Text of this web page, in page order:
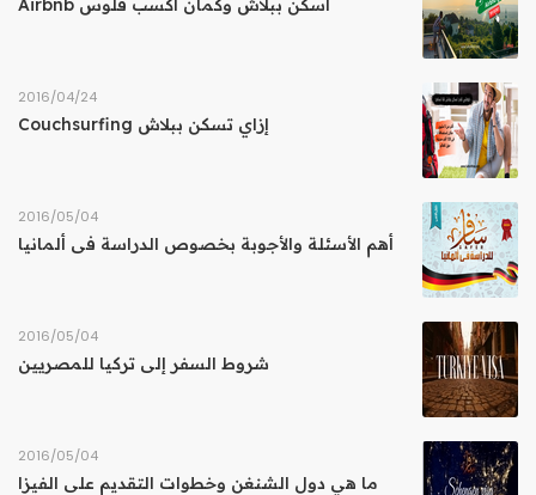
اسكن ببلاش وكمان أكسب فلوس Airbnb
24‏/04‏/2016
إزاي تسكن ببلاش Couchsurfing
04‏/05‏/2016
أهم الأسئلة والأجوبة بخصوص الدراسة فى ألمانيا
04‏/05‏/2016
شروط السفر إلى تركيا للمصريين
04‏/05‏/2016
ما هي دول الشنغن وخطوات التقديم على الفيزا